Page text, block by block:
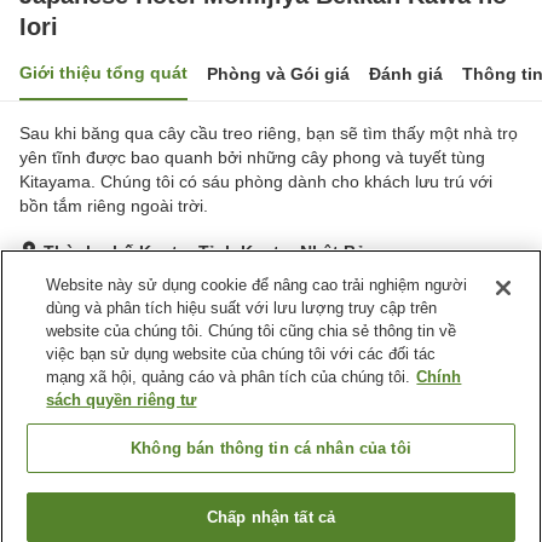
Iori
Giới thiệu tổng quát Phòng và Gói giá Đánh giá Thông
Sau khi băng qua cây cầu treo riêng, bạn sẽ tìm thấy một nhà trọ
yên tĩnh được bao quanh bởi những cây phong và tuyết tùng
Kitayama. Chúng tôi có sáu phòng dành cho khách lưu trú với
bồn tắm riêng ngoài trời.
Thành phố Kyoto, Tỉnh Kyoto, Nhật Bản
Hiển thị trên bản đồ
Tuyệt vời Đánh giá:32lượt
Tiện nghi chỗ nghỉ
Bãi đỗ xe
Phòng ăn riêng
Nhà hàng Nhật
Bể tắm riêng, đặt trước
Tỉnh Kyoto
Japanese Hotel Momijiya Bekkan Kawa no Iori
Tìm phòng trống
Website này sử dụng cookie để nâng cao trải nghiệm người
dùng và phân tích hiệu suất với lưu lượng truy cập trên
website của chúng tôi. Chúng tôi cũng chia sẻ thông tin về
việc bạn sử dụng website của chúng tôi với các đối tác
mạng xã hội, quảng cáo và phân tích của chúng tôi. Chính
sách quyền riêng tư
Không bán thông tin cá nhân của tôi
Chấp nhận tất cả